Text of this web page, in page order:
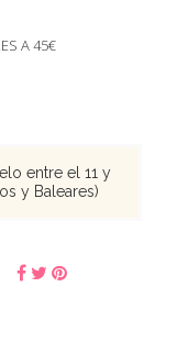
A 45€
entre el 11 y
y Baleares)